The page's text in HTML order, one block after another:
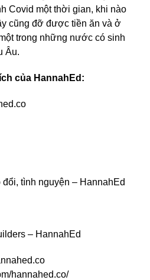
Covid một thời gian, khi nào
cũng đỡ được tiền ăn và ở
trong những nước có sinh
Âu.
của HannahEd:
tình nguyện – HannahEd
– HannahEd
hannahed.co/